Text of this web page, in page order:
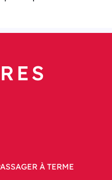
À TERME